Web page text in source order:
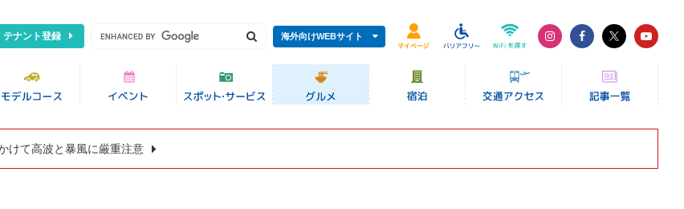
テナント登録 海外向けWEBサイト
けて高波と暴風に厳重注意